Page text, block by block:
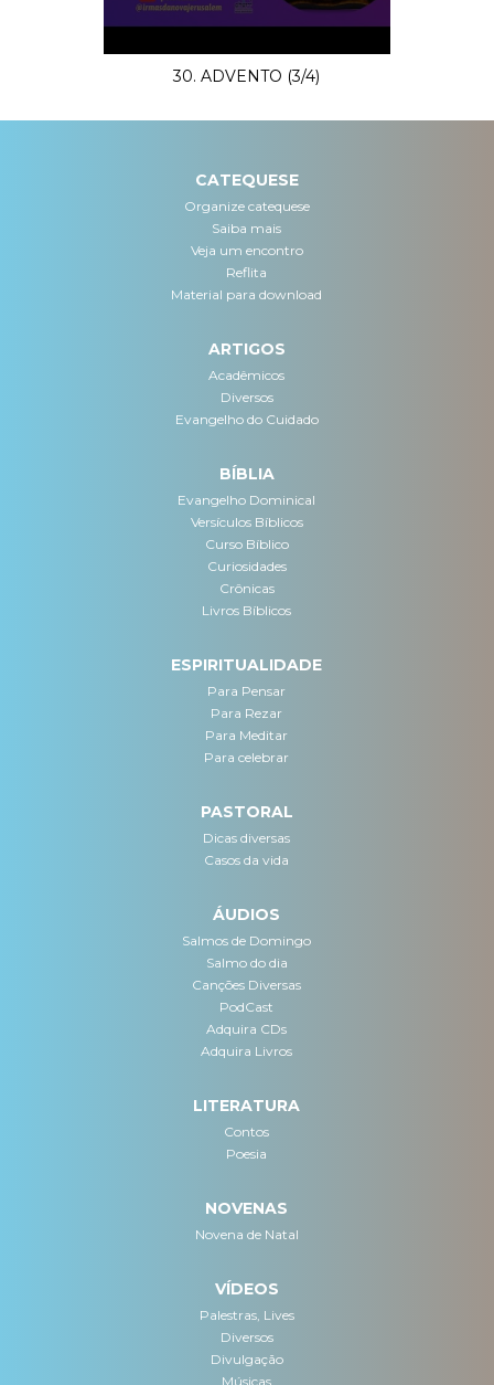
30. ADVENTO (3/4)
CATEQUESE
Organize catequese
Saiba mais
Veja um encontro
Reflita
Material para download
ARTIGOS
Acadêmicos
Diversos
Evangelho do Cuidado
BÍBLIA
Evangelho Dominical
Versículos Bíblicos
Curso Bíblico
Curiosidades
Crônicas
Livros Bíblicos
ESPIRITUALIDADE
Para Pensar
Para Rezar
Para Meditar
Para celebrar
PASTORAL
Dicas diversas
Casos da vida
ÁUDIOS
Salmos de Domingo
Salmo do dia
Canções Diversas
PodCast
Adquira CDs
Adquira Livros
LITERATURA
Contos
Poesia
NOVENAS
Novena de Natal
VÍDEOS
Palestras, Lives
Diversos
Divulgação
Músicas